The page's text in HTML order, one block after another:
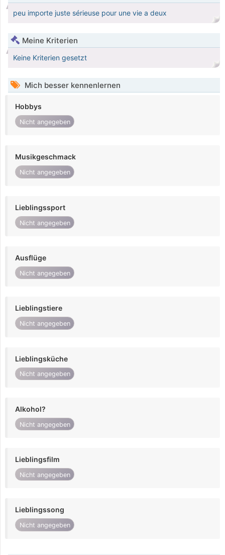
peu importe juste sérieuse pour une vie a deux
Meine Kriterien
Keine Kriterien gesetzt
Mich besser kennenlernen
Hobbys
Nicht angegeben
Musikgeschmack
Nicht angegeben
Lieblingssport
Nicht angegeben
Ausflüge
Nicht angegeben
Lieblingstiere
Nicht angegeben
Lieblingsküche
Nicht angegeben
Alkohol?
Nicht angegeben
Lieblingsfilm
Nicht angegeben
Lieblingssong
Nicht angegeben